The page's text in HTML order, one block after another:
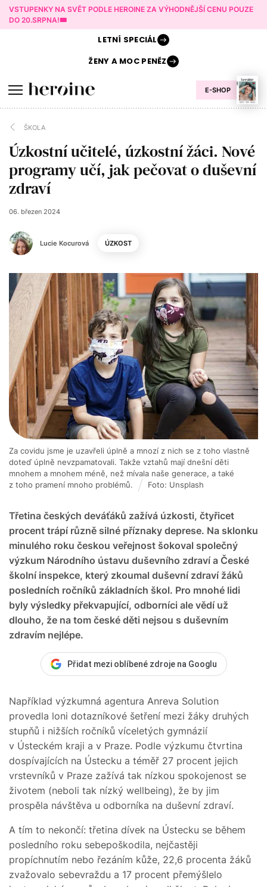
VSTUPENKY NA SVĚT PODLE HEROINE ZA VÝHODNĚJŠÍ CENU POUZE
DO 20.SRPNA!🎟️
E-SHOP
LETNÍ SPECIÁL
ŽENY AMOC PENĚZ
ŠKOLA
Úzkostní učitelé, úzkostní žáci. Nové
programy učí, jak pečovat o duševní
zdraví
Lucie Kocurová
06. březen 2024
ÚZKOST
Třetina českých deváťáků zažívá úzkosti, čtyřicet
procent trápí různě silné příznaky deprese. Na sklonku
minulého roku českou veřejnost šokoval společný
výzkum Národního ústavu duševního zdraví a České
školní inspekce, který zkoumal duševní zdraví žáků
posledních ročníků základních škol. Pro mnohé lidi
byly výsledky překvapující, odborníci ale vědí už
dlouho, že na tom české děti nejsou s duševním
zdravím nejlépe.
Za covidu jsme je uzavřeli úplně a mnozí z nich se z toho vlastně
doteď úplně nevzpamatovali. Takže vztahů mají dnešní děti
mnohem a mnohem méně, než mívala naše generace, a také
z toho pramení mnoho problémů.
Foto: Unsplash
Přidat mezi oblíbené zdroje na Googlu
Například výzkumná agentura Anreva Solution
provedla loni dotazníkové šetření mezi žáky druhých
stupňů i nižších ročníků víceletých gymnázií
v Ústeckém kraji a v Praze. Podle výzkumu čtvrtina
dospívajících na Ústecku a téměř 27 procent jejich
vrstevníků v Praze zažívá tak nízkou spokojenost se
životem (neboli tak nízký wellbeing), že by jim
prospěla návštěva u odborníka na duševní zdraví.
A tím to nekončí: třetina dívek na Ústecku se během
posledního roku sebepoškodila, nejčastěji
propíchnutím nebo řezáním kůže, 22,6 procenta žáků
zvažovalo sebevraždu a 17 procent přemýšlelo